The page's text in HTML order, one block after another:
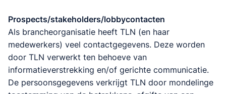
Prospects/stakeholders/lobbycontacten
Als brancheorganisatie heeft TLN (en haar
medewerkers) veel contactgegevens. Deze worden
door TLN verwerkt ten behoeve van
informatieverstrekking en/of gerichte communicatie.
De persoonsgegevens verkrijgt TLN door mondelinge